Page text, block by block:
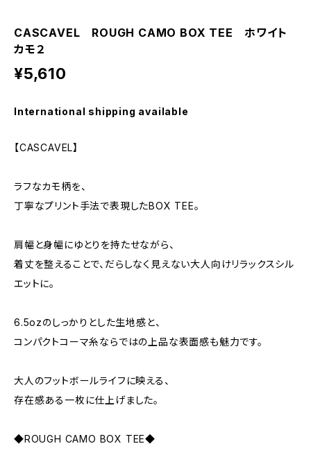
CASCAVEL ROUGH CAMO BOX TEE ホワイト
カモ２
¥5,610
International shipping available
【CASCAVEL】
ラフなカモ柄を、
丁寧なプリント手法で表現したBOX TEE。
肩幅と身幅にゆとりを持たせながら、
着丈を整えることで、だらしなく見えない大人向けリラックスシル
エットに。
6.5ozのしっかりとした生地感と、
コンパクトコーマ糸ならではの上品な表面感も魅力です。
大人のフットボールライフに映える、
存在感ある一枚に仕上げました。
◆ROUGH CAMO BOX TEE◆